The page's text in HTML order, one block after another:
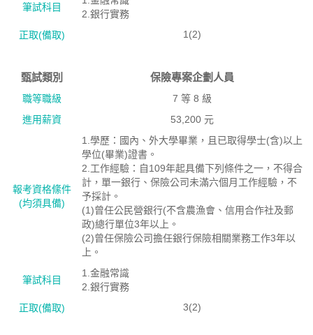
筆試科目
2.銀行實務
正取(備取)
1(2)
甄試類別 保險專案企劃人員
職等職級
7 等 8 級
進用薪資
53,200 元
報考資格絛件
(均須具備)
1.學歷：國內、外大學畢業，且已取得學士(含)以上
學位(畢業)證書。
2.工作經驗：自109年起具備下列條件之一，不得合
計，單一銀行、保險公司未滿六個月工作經驗，不
予採計。
(1)曾任公民營銀行(不含農漁會、信用合作社及郵
政)總行單位3年以上。
(2)曾任保險公司擔任銀行保險相關業務工作3年以
上。
筆試科目
1.金融常識
2.銀行實務
正取(備取)
3(2)